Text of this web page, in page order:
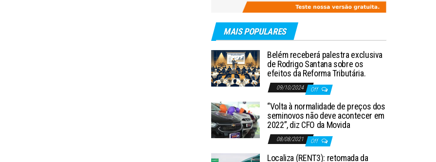
MAIS POPULARES
Belém receberá palestra exclusiva
de Rodrigo Santana sobre os
efeitos da Reforma Tributária.
09/10/2024 Off
“Volta à normalidade de preços dos
seminovos não deve acontecer em
2022”, diz CFO da Movida
08/08/2021 Off
Localiza (RENT3): retomada da